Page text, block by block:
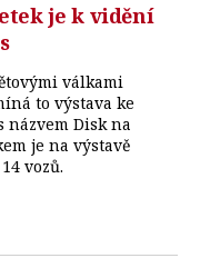
je k vidění
válkami
to výstava ke
Disk na
je na výstavě
vozů.